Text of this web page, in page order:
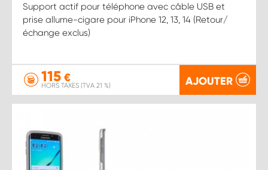
Support actif pour téléphone avec câble USB et
prise allume-cigare pour iPhone 12, 13, 14 (Retour/
échange exclus)
115 €
HORS TAXES (TVA 21 %) AJOUTER